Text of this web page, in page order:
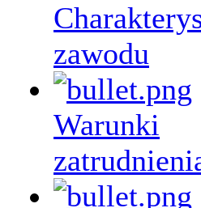
zawodu
Warunki